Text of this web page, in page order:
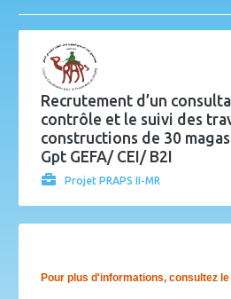
Recrutement d’un
contrôle et le suivi des
constructions de 30
Gpt GEFA/ CEI/ B2I
Projet PRAPS II-MR
Pour plus d'informations, consultez